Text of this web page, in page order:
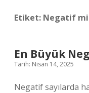
Etiket: Negatif
En Büyük
Tarih: Nisan 14, 2025
Negatif sayılarda